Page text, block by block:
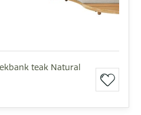
teak Natural